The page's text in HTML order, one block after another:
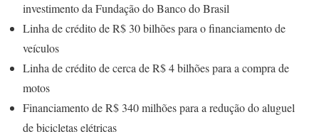
investimento da Fundação do Banco do Brasil
Linha de crédito de R$ 30 bilhões para o financiamento de
veículos
Linha de crédito de cerca de R$ 4 bilhões para a compra de
motos
Financiamento de R$ 340 milhões para a redução do aluguel
de bicicletas elétricas